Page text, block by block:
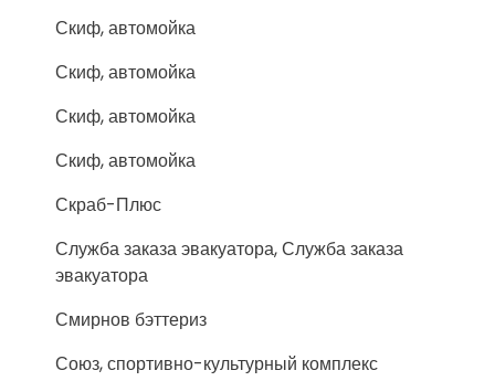
Скиф, автомойка
Скиф, автомойка
Скиф, автомойка
Скиф, автомойка
Скраб-Плюс
Служба заказа эвакуатора, Служба заказа
эвакуатора
Смирнов бэттериз
Союз, спортивно-культурный комплекс